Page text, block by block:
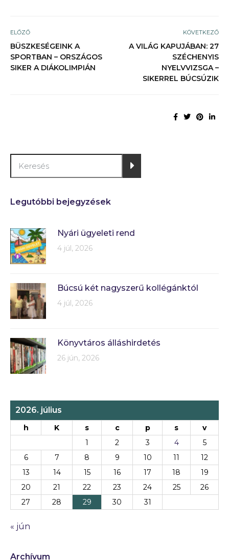
ELŐZŐ
BÜSZKESÉGEINK A
SPORTBAN – ORSZÁGOS
SIKER A DIÁKOLIMPIÁN
KÖVETKEZŐ
A VILÁG KAPUJÁBAN: 27
SZÉCHENYIS
NYELVVIZSGA –
SIKERREL BÚCSÚZIK
Legutóbbi bejegyzések
Nyári ügyeleti rend
4 júl, 2026
Búcsú két nagyszerű kollégánktól
4 júl, 2026
Könyvtáros álláshirdetés
26 jún, 2026
2026. július
h K s c p s
v
1
2 3 4
5
6
7 8 9 10 11
12
13
14 15 16 17 18
19
20
21 22 23 24 25
26
27
28 29 30 31
« jún
Archívum